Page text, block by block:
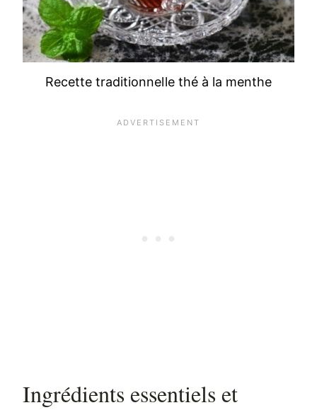
Recette traditionnelle thé à la menthe
Ingrédients essentiels et